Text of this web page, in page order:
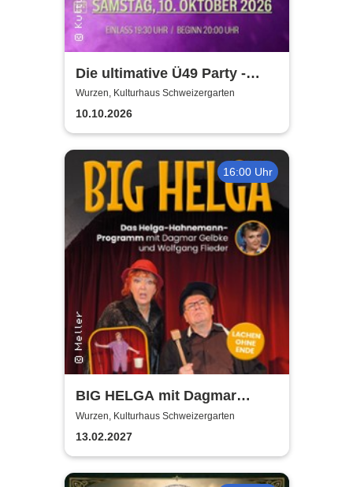
Die ultimative Ü49 Party -
Kulturhaus Schweizergarten
Wurzen, Kulturhaus Schweizergarten
10.10.2026
16:00 Uhr
BIG HELGA mit Dagmar
Gelbke & Wolfgang Fliedler
Wurzen, Kulturhaus Schweizergarten
13.02.2027